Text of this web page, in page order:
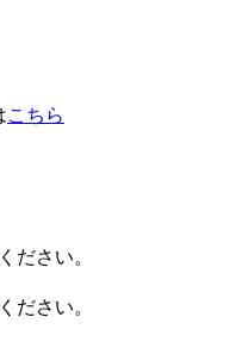
こちら
ださい。
ださい。